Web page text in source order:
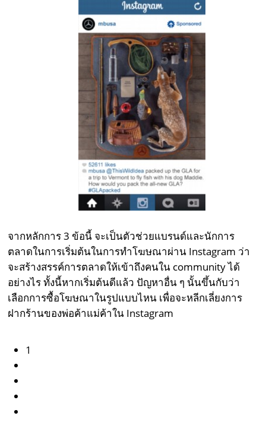
จากหลักการ 3 ข้อนี้ จะเป็นตัวช่วยแบรนด์และนักการ
ตลาดในการเริ่มต้นในการทำโฆษณาผ่าน Instagram ว่า
จะสร้างสรรค์การตลาดให้เข้าถึงคนใน community ได้
อย่างไร ทั้งนี้หากเริ่มต้นดีแล้ว ปัญหาอื่น ๆ นั้นขึ้นกับว่า
เลือกการซื้อโฆษณาในรูปแบบไหน เพื่อจะหลีกเลี่ยงการ
ฝากร้านของพ่อค้าแม่ค้าใน Instagram
1